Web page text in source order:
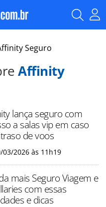
Seguro
Affinity
lança seguro com
a salas vip em caso
de voos
03/2026 às 11h19
mais Seguro Viagem e
com essas
e dicas